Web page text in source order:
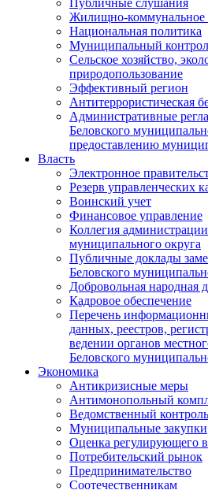
Публичные слушания
Жилищно-коммунальное
Национальная политика
Муниципальный
Сельское хозяйство,
природопользование
Эффективный регион
Антитеррористическая
Административные
Беловского
предоставлению
Власть
Электронное
Резерв управленческих
Воинский учет
Финансовое управление
Коллегия
муниципального округа
Публичные доклады
Беловского
Добровольная народная
Кадровое обеспечение
Перечень
данных, реестров,
ведении органов
Беловского
Экономика
Антикризисные меры
Антимонопольный
Ведомственный контроль
Муниципальные закупки
Оценка регулирующего
Потребительский рынок
Предпринимательство
Соотечественникам